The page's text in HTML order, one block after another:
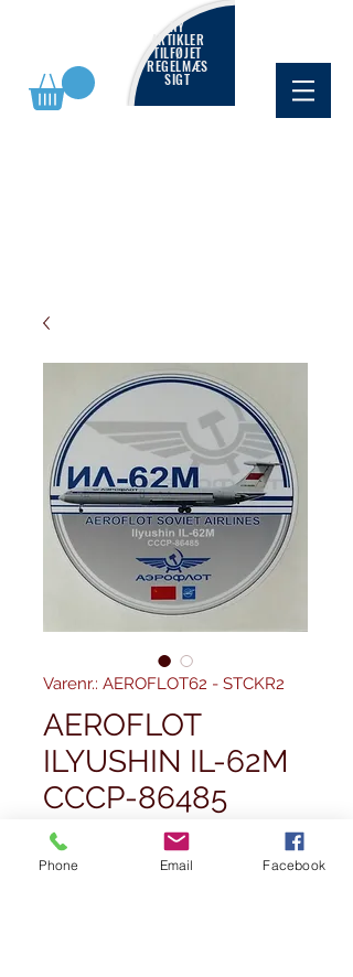
NY
ARTIKLER
TILFØJET
REGELMÆS
SIGT
Varenr.: AEROFLOT62 - STCKR2
AEROFLOT
ILYUSHIN IL-62M
CCCP-86485
STICKER
EXCLUSIVE TO
Phone Email Facebook